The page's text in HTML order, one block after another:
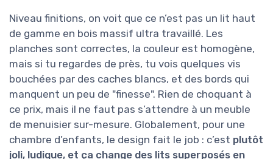
Niveau finitions, on voit que ce n’est pas un lit haut
de gamme en bois massif ultra travaillé. Les
planches sont correctes, la couleur est homogène,
mais si tu regardes de près, tu vois quelques vis
bouchées par des caches blancs, et des bords qui
manquent un peu de "finesse". Rien de choquant à
ce prix, mais il ne faut pas s’attendre à un meuble
de menuisier sur-mesure. Globalement, pour une
chambre d’enfants, le design fait le job : c’est plutôt
joli, ludique, et ça change des lits superposés en